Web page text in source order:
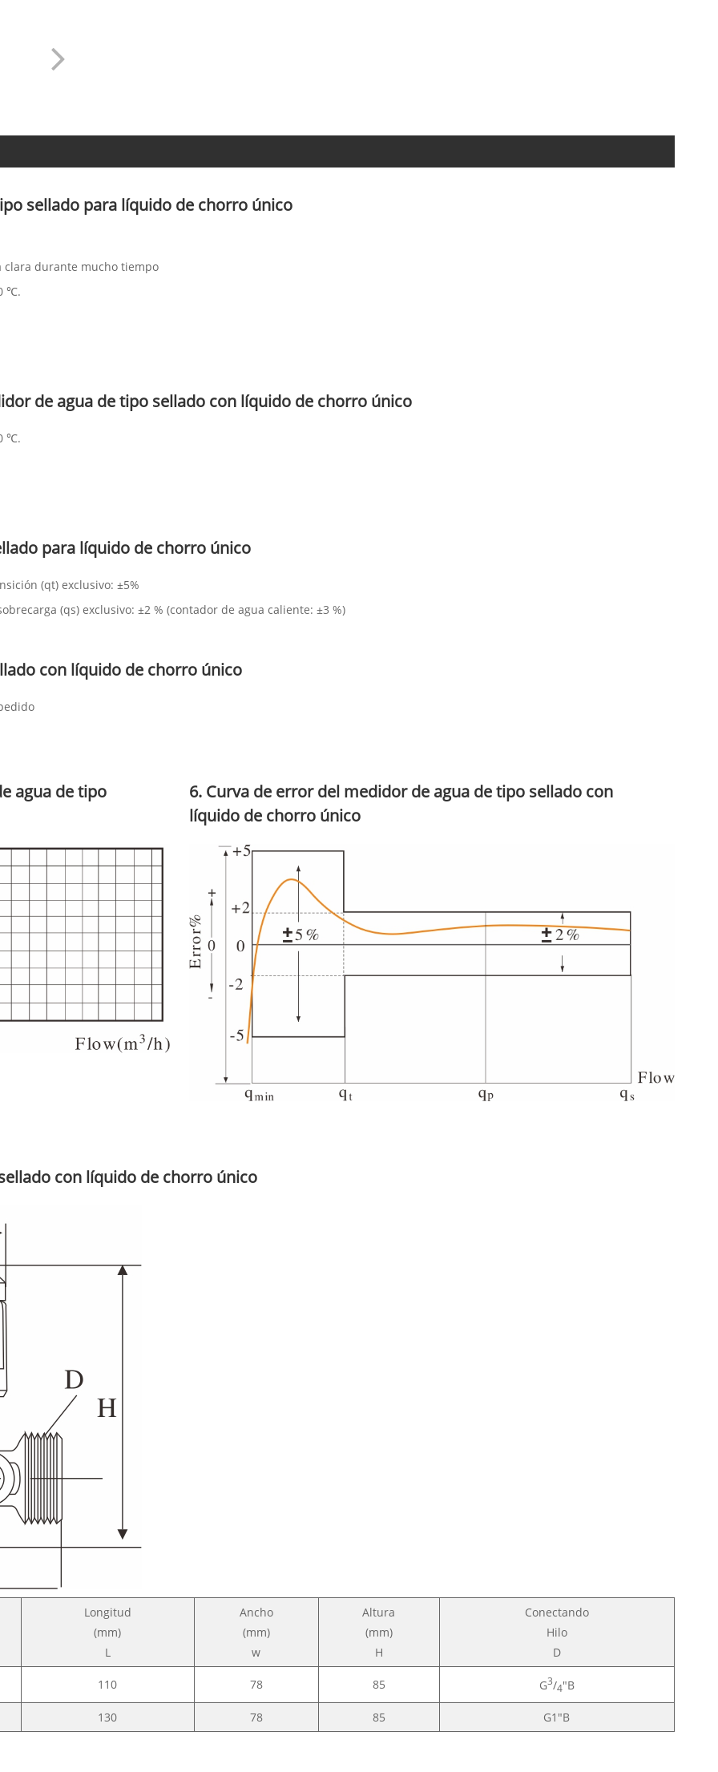
sellado para líquido de chorro único
durante mucho tiempo
℃.
de agua de tipo sellado con líquido de chorro único
℃.
para líquido de chorro único
(qt) exclusivo: ±5%
(qs) exclusivo: ±2 % (contador de agua caliente: ±3 %)
con líquido de chorro único
agua de tipo
6. Curva de error del medidor de agua de tipo sellado con
líquido de chorro único
con líquido de chorro único
Longitud
(mm)
L
Ancho
(mm)
w
Altura
(mm)
H
Conectando
Hilo
D
110 78 85 G3/4"B
130 78 85 G1"B